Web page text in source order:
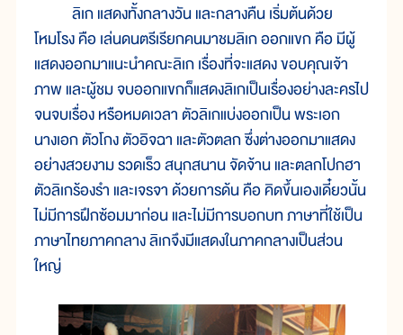
ลิเก แสดงทั้งกลางวัน และกลางคืน เริ่มต้นด้วย
โหมโรง คือ เล่นดนตรีเรียกคนมาชมลิเก ออกแขก คือ มีผู้
แสดงออกมาแนะนำคณะลิเก เรื่องที่จะแสดง ขอบคุณเจ้า
ภาพ และผู้ชม จบออกแขกก็แสดงลิเกเป็นเรื่องอย่างละครไป
จนจบเรื่อง หรือหมดเวลา ตัวลิเกแบ่งออกเป็น พระเอก
นางเอก ตัวโกง ตัวอิจฉา และตัวตลก ซึ่งต่างออกมาแสดง
อย่างสวยงาม รวดเร็ว สนุกสนาน จัดจ้าน และตลกโปกฮา
ตัวลิเกร้องรำ และเจรจา ด้วยการด้น คือ คิดขึ้นเองเดี๋ยวนั้น
ไม่มีการฝึกซ้อมมาก่อน และไม่มีการบอกบท ภาษาที่ใช้เป็น
ภาษาไทยภาคกลาง ลิเกจึงมีแสดงในภาคกลางเป็นส่วน
ใหญ่